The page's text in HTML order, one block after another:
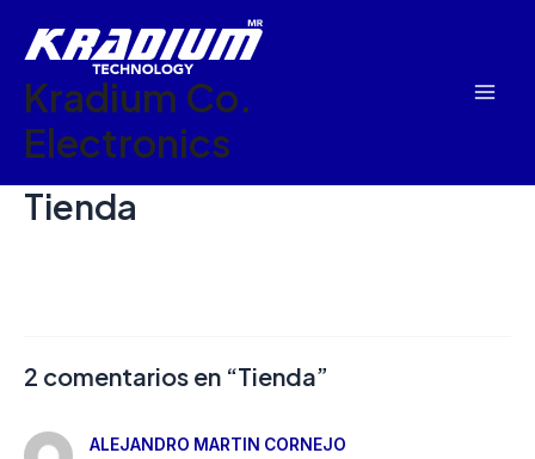
contenido
Kradium Co.
Electronics
Tienda
2 comentarios en “Tienda”
ALEJANDRO MARTIN CORNEJO